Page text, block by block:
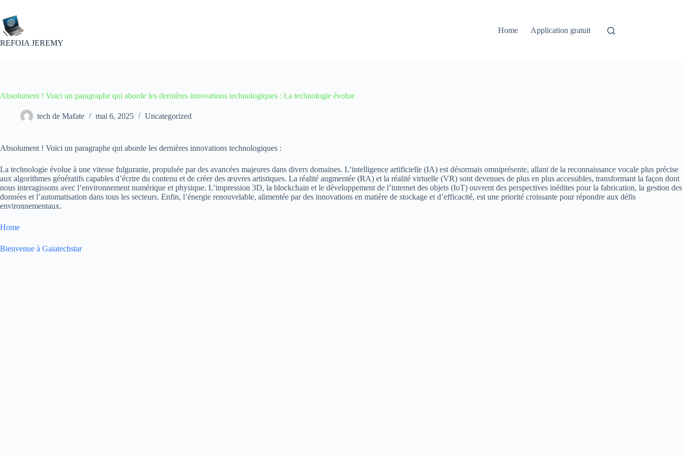
contenu
REFOIA JEREMY
Home Application gratuit
Absolument ! Voici un paragraphe qui aborde les dernières innovations technologiques : La technologie évolue
tech de Mafate mai 6, 2025 Uncategorized
Absolument ! Voici un paragraphe qui aborde les dernières innovations technologiques :
La technologie évolue à une vitesse fulgurante, propulsée par des avancées majeures dans divers domaines. L’intelligence artificielle (IA) est désormais omniprésente, allant de la reconnaissance vocale plus précise
aux algorithmes génératifs capables d’écrire du contenu et de créer des œuvres artistiques. La réalité augmentée (RA) et la réalité virtuelle (VR) sont devenues de plus en plus accessibles, transformant la façon dont
nous interagissons avec l’environnement numérique et physique. L’impression 3D, la blockchain et le développement de l’internet des objets (IoT) ouvrent des perspectives inédites pour la fabrication, la gestion des
données et l’automatisation dans tous les secteurs. Enfin, l’énergie renouvelable, alimentée par des innovations en matière de stockage et d’efficacité, est une priorité croissante pour répondre aux défis
environnementaux.
Home
Bienvenue à Gaiatechstar